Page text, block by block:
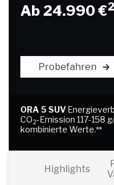
Ab 24.990 €2
Probefahren
ORA 5 SUV
CO2-Emission 117-158
kombinierte Werte.**
Highlights